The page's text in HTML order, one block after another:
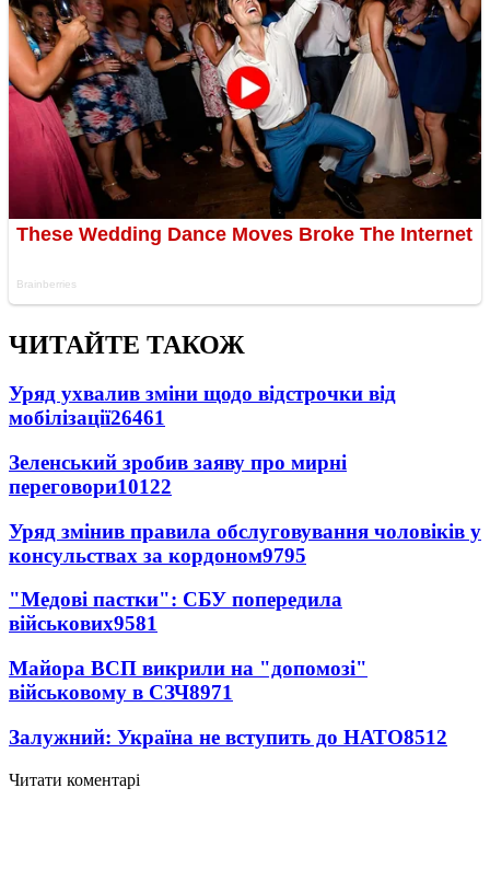
ЧИТАЙТЕ ТАКОЖ
Уряд ухвалив зміни щодо відстрочки від
мобілізації26461
Зеленський зробив заяву про мирні
переговори10122
Уряд змінив правила обслуговування чоловіків у
консульствах за кордоном9795
"Медові пастки": СБУ попередила
військових9581
Майора ВСП викрили на "допомозі"
військовому в СЗЧ8971
Залужний: Україна не вступить до НАТО8512
Читати коментарі